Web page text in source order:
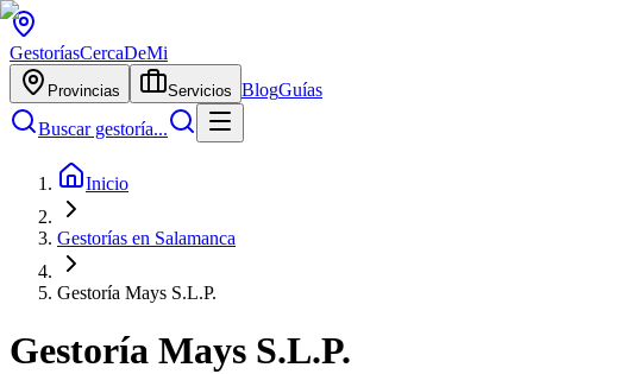
GestoríasCercaDeMi
Provincias Servicios BlogGuías
Buscar gestoría...
Inicio
Gestorías en Salamanca
Gestoría Mays S.L.P.
Gestoría Mays S.L.P.